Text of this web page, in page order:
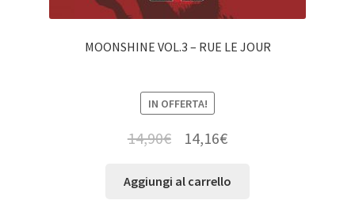
MOONSHINE VOL.3 – RUE LE JOUR
IN OFFERTA!
14,90€ 14,16€
Aggiungi al carrello